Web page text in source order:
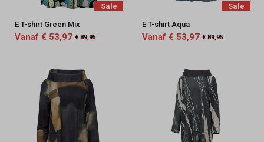
Sale
E T-shirt Green Mix
Vanaf € 53,97 € 89,95
Sale
E T-shirt Aqua
Vanaf € 53,97 € 89,95